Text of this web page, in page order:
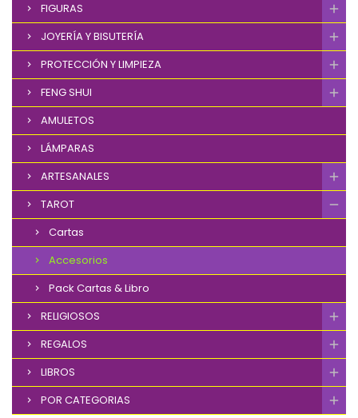
FIGURAS
JOYERÍA Y BISUTERÍA
PROTECCIÓN Y LIMPIEZA
FENG SHUI
AMULETOS
LÁMPARAS
ARTESANALES
TAROT
Cartas
Accesorios
Pack Cartas & Libro
RELIGIOSOS
REGALOS
LIBROS
POR CATEGORIAS